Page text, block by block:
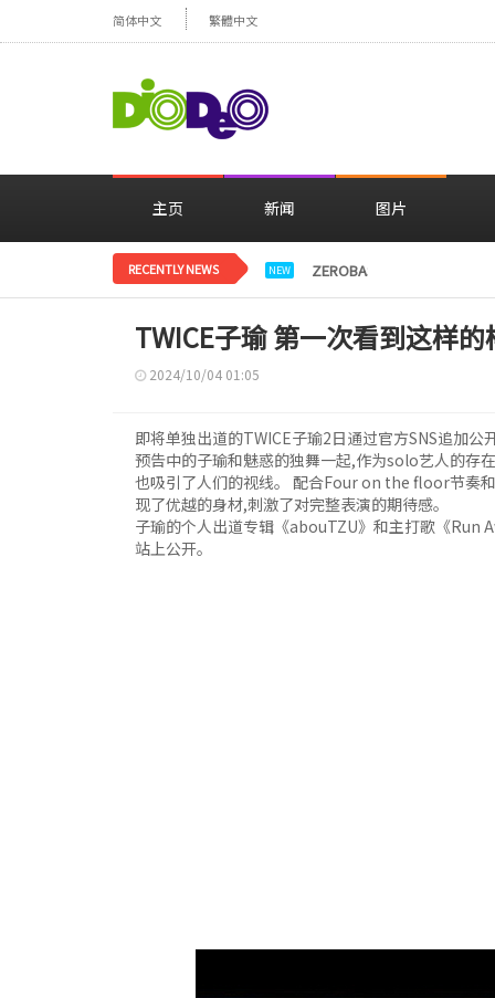
简体中文 繁體中文
主页 新闻 图片
RECENTLY NEWS NEW ZEROBASEONE登上日本杂
TWICE子瑜 第一次看到这样
2024/10/04 01:05
即将单独出道的TWICE子瑜2日通过官方SNS追加公
预告中的子瑜和魅惑的独舞一起,作为solo艺人的存
也吸引了人们的视线。 配合Four on the floor节奏
现了优越的身材,刺激了对完整表演的期待感。
子瑜的个人出道专辑《abouTZU》和主打歌《Run
站上公开。